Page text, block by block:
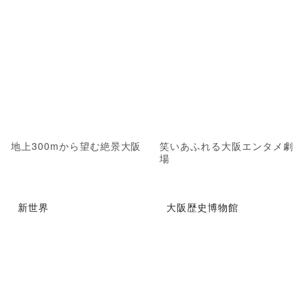
地上300mから望む絶景大阪
笑いあふれる大阪エンタメ劇
場
新世界 大阪歴史博物館